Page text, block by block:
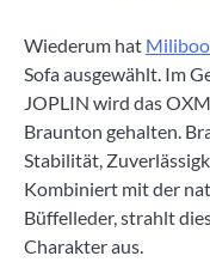
Wiederum hat Miliboo
Sofa ausgewählt. Im
JOPLIN wird das
Braunton gehalten.
Stabilität,
Kombiniert mit der
Büffelleder, strahlt
Charakter aus.